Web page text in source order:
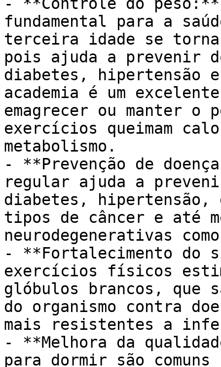
fundamental para a
terceira idade se
pois ajuda a prevenir
diabetes, hipertensão
academia é um
emagrecer ou manter
exercícios queimam
metabolismo.
- **Prevenção de
regular ajuda a
diabetes, hipertensão,
tipos de câncer e até
neurodegenerativas
- **Fortalecimento do
exercícios físicos
glóbulos brancos, que
do organismo contra
mais resistentes a
- **Melhora da
para dormir são